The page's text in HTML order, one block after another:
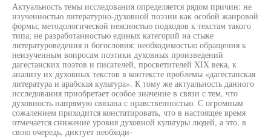
Актуальность темы исследования определяется рядом причин: не
изученностью литературно-духовной поэзии как особой жанровой
формы; методологической неясностью подходов к текстам такого
типа; не разработанностью единых категорий на стыке
литературоведения и богословия; необходимостью обращения к
неизученным вопросам поэтики духовных произведений
дагестанских поэтов и писателей, просветителей XIX века, к
анализу их духовных текстов в контексте проблемы «дагестанская
литература и арабская культура». К тому же актуальность данного
исследования приобретает особое значение в связи с тем, что
духовность напрямую связана с нравственностью. С огромным
сожалением приходится констатировать, что в настоящее время
отмечается снижение уровня духовной культуры людей, а это, в
свою очередь, диктует необходи-